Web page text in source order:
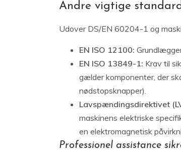
Andre vigtige
Udover DS/EN 60204-1 og
EN ISO 12100:
EN ISO 13849-1: Krav til
gælder komponenter, der
nødstopsknapper).
Lavspændingsdirektivet
maskinens elektriske
en elektromagnetisk
Professionel assistance